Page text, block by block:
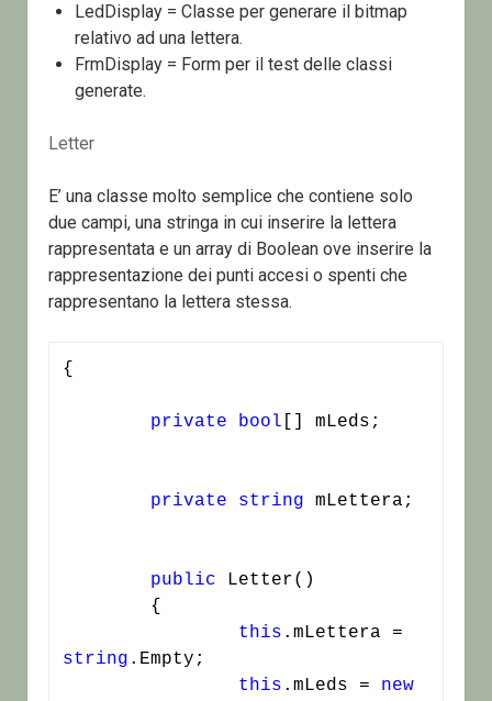
LedDisplay = Classe per generare il bitmap
relativo ad una lettera.
FrmDisplay = Form per il test delle classi
generate.
Letter
E’ una classe molto semplice che contiene solo
due campi, una stringa in cui inserire la lettera
rappresentata e un array di Boolean ove inserire la
rappresentazione dei punti accesi o spenti che
rappresentano la lettera stessa.
{
private bool [] mLeds;
private string mLettera;
public Letter()
this
string .Empty;
this .mLeds = new